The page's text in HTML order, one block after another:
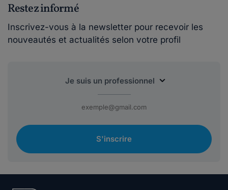
Restez informé
Inscrivez-vous à la newsletter pour recevoir les
nouveautés et actualités selon votre profil
S'inscrire